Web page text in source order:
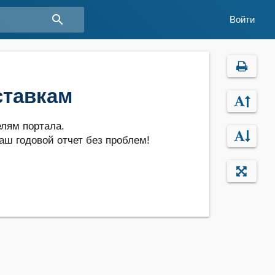
search Войти
портала.
годовой отчет без проблем!